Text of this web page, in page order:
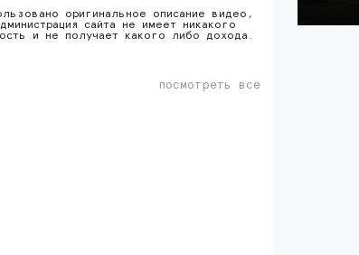
оригинальное описание видео,
сайта не имеет никакого
и не получает какого либо дохода.
посмотреть все